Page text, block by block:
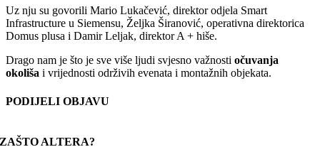
Uz nju su govorili Mario Lukačević, direktor odjela Smart
Infrastructure u Siemensu, Željka Širanović, operativna direktorica
Domus plusa i Damir Leljak, direktor A + hiše.
Drago nam je što je sve više ljudi svjesno važnosti očuvanja
okoliša i vrijednosti održivih evenata i montažnih objekata.
PODIJELI OBJAVU
ZAŠTO ALTERA?